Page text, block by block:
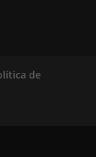
de